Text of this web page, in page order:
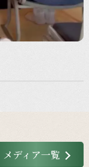
メディア一覧